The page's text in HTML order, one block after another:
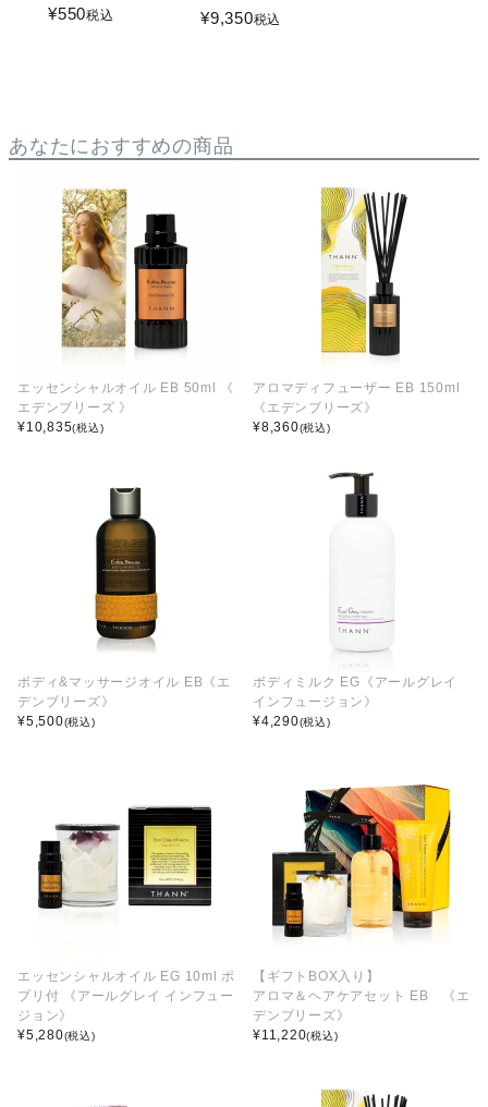
¥550税込 ¥9,350税込
あなたにおすすめの商品
エッセンシャルオイル EB 50ml 《
エデンブリーズ 》
¥10,835(税込)
アロマディフューザー EB 150ml
《エデンブリーズ》
¥8,360(税込)
ボディ&マッサージオイル EB《エ
デンブリーズ》
¥5,500(税込)
ボディミルク EG《アールグレイ
インフュージョン》
¥4,290(税込)
エッセンシャルオイル EG 10ml ポ
プリ付 《アールグレイ インフュー
ジョン》
¥5,280(税込)
【ギフトBOX入り】
アロマ＆ヘアケアセット EB 《エ
デンブリーズ》
¥11,220(税込)